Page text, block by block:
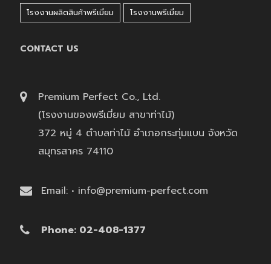
โรงงานผลิตสินค้าพรีเมี่ยม
โรงงานพรีเมี่ยม
CONTACT US
Premium Perfect Co., Ltd.
(โรงงานของพรีเมี่ยม สาขาท่าไม้)
372 หมู่ 4 ตำบลท่าไม้ อำเภอกระทุ่มแบน จังหวัด
สมุทรสาคร 74110
Email: • info@premium-perfect.com
Phone: 02-408-1377